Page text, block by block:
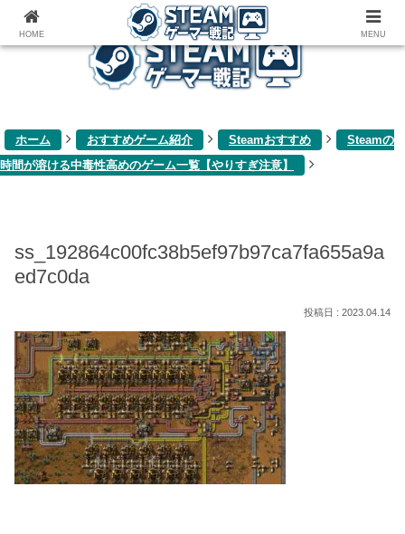
ゲーム関連雑記ブログ
ホーム おすすめゲーム紹介 Steamおすすめ
Steamの
時間が溶ける中毒性高めのゲーム一覧【やりすぎ注意】
ss_192864c00fc38b5ef97b97ca7fa655a9a
ed7c0da
2023.04.14
HOME MENU